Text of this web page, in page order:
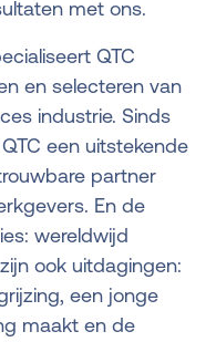
met ons.
QTC
en selecteren van
industrie. Sinds
een uitstekende
partner
En de
wereldwijd
ook uitdagingen:
een jonge
maakt en de